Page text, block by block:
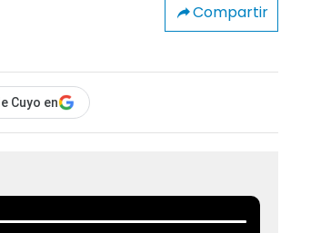
Compartir
Cuyo en